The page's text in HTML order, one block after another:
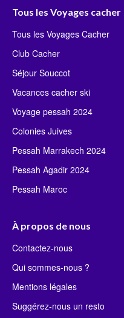
Tous les Voyages cacher
Tous les Voyages Cacher
Club Cacher
Séjour Souccot
Vacances cacher ski
Voyage pessah 2024
Colonies Juives
Pessah Marrakech 2024
Pessah Agadir 2024
Pessah Maroc
À propos de nous
Contactez-nous
Qui sommes-nous ?
Mentions légales
Suggérez-nous un resto